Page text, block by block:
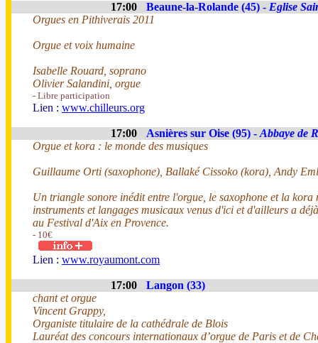
17:00 Beaune-la-Rolande (45) - Eglise
Orgues en Pithiverais 2011
Orgue et voix humaine
Isabelle Rouard, soprano
Olivier Salandini, orgue
- Libre participation
Lien : www.chilleurs.org
17:00 Asnières sur Oise (95) - Abbaye de
Orgue et kora : le monde des musiques
Guillaume Orti (saxophone), Ballaké Cissoko (kora), Andy
Un triangle sonore inédit entre l'orgue, le saxophone et la kora
instruments et langages musicaux venus d'ici et d'ailleurs a
au Festival d'Aix en Provence.
- 10€
Lien : www.royaumont.com
17:00
Langon (33)
chant et orgue
Vincent Grappy,
Organiste titulaire de la cathédrale de Blois
Lauréat des concours internationaux d’orgue de Paris et de